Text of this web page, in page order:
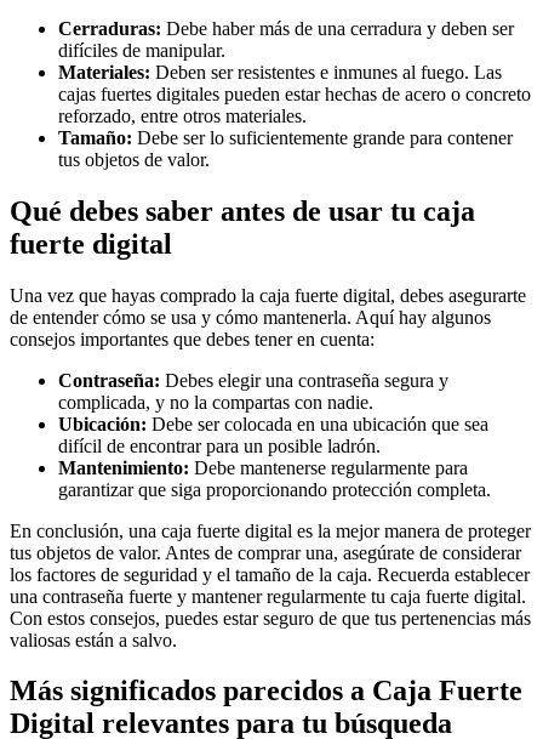
Cerraduras: Debe haber más de una cerradura y deben ser
difíciles de manipular.
Materiales: Deben ser resistentes e inmunes al fuego. Las
cajas fuertes digitales pueden estar hechas de acero o concreto
reforzado, entre otros materiales.
Tamaño: Debe ser lo suficientemente grande para contener
tus objetos de valor.
Qué debes saber antes de usar tu caja
fuerte digital
Una vez que hayas comprado la caja fuerte digital, debes asegurarte
de entender cómo se usa y cómo mantenerla. Aquí hay algunos
consejos importantes que debes tener en cuenta:
Contraseña: Debes elegir una contraseña segura y
complicada, y no la compartas con nadie.
Ubicación: Debe ser colocada en una ubicación que sea
difícil de encontrar para un posible ladrón.
Mantenimiento: Debe mantenerse regularmente para
garantizar que siga proporcionando protección completa.
En conclusión, una caja fuerte digital es la mejor manera de proteger
tus objetos de valor. Antes de comprar una, asegúrate de considerar
los factores de seguridad y el tamaño de la caja. Recuerda establecer
una contraseña fuerte y mantener regularmente tu caja fuerte digital.
Con estos consejos, puedes estar seguro de que tus pertenencias más
valiosas están a salvo.
Más significados parecidos a Caja Fuerte
Digital relevantes para tu búsqueda